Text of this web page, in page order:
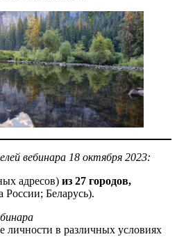
вебинара 18 октября 2023:
адресов) из 27 городов,
России; Беларусь).
личности в различных условиях